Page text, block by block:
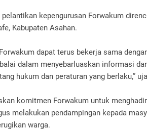
kepengurusan Forwakum
Kabupaten Asahan.
dapat terus bekerja sama
dalam menyebarluaskan informasi
hukum dan peraturan yang berlaku,”
komitmen Forwakum untuk
melakukan pendampingan kepada
warga.